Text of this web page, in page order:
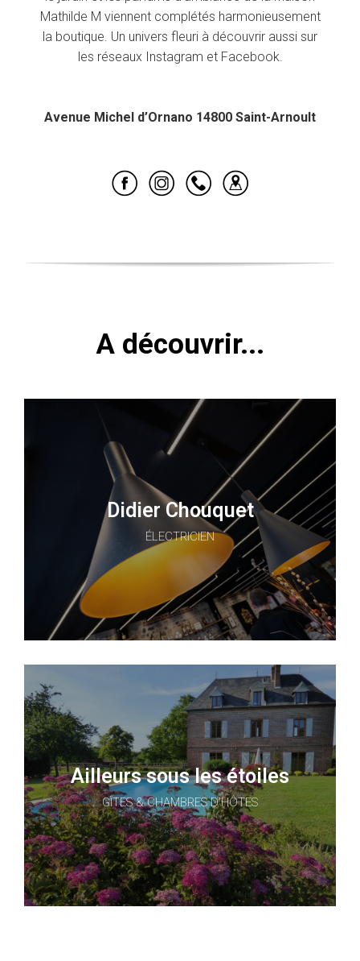
Mathilde M viennent complétés harmonieusement
la boutique. Un univers fleuri à découvrir aussi sur
les réseaux Instagram et Facebook.
Avenue Michel d’Ornano 14800 Saint-Arnoult
A découvrir...
Didier Chouquet
ÉLECTRICIEN
Ailleurs sous les étoiles
GÎTES & CHAMBRES D’HÔTES